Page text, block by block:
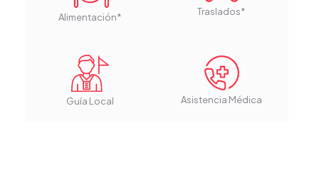
Alimentación* Traslados*
Guía Local Asistencia Médica